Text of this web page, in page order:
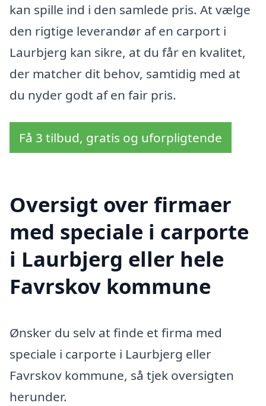
kan spille ind i den samlede pris. At vælge
den rigtige leverandør af en carport i
Laurbjerg kan sikre, at du får en kvalitet,
der matcher dit behov, samtidig med at
du nyder godt af en fair pris.
Få 3 tilbud, gratis og uforpligtende
Oversigt over firmaer
med speciale i carporte
i Laurbjerg eller hele
Favrskov kommune
Ønsker du selv at finde et firma med
speciale i carporte i Laurbjerg eller
Favrskov kommune, så tjek oversigten
herunder.